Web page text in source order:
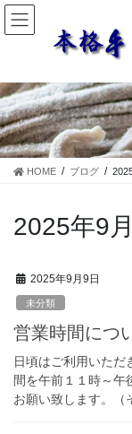
コ
ン
ツ
に
移
動
ナ
ビ
シ
ョ
ン
に
移
HOME ブログ
2025年9月
2025年9月9日
未分類
営業時間につ
日頃はご利用いただ
間を午前１１時～午
お願い致します。（